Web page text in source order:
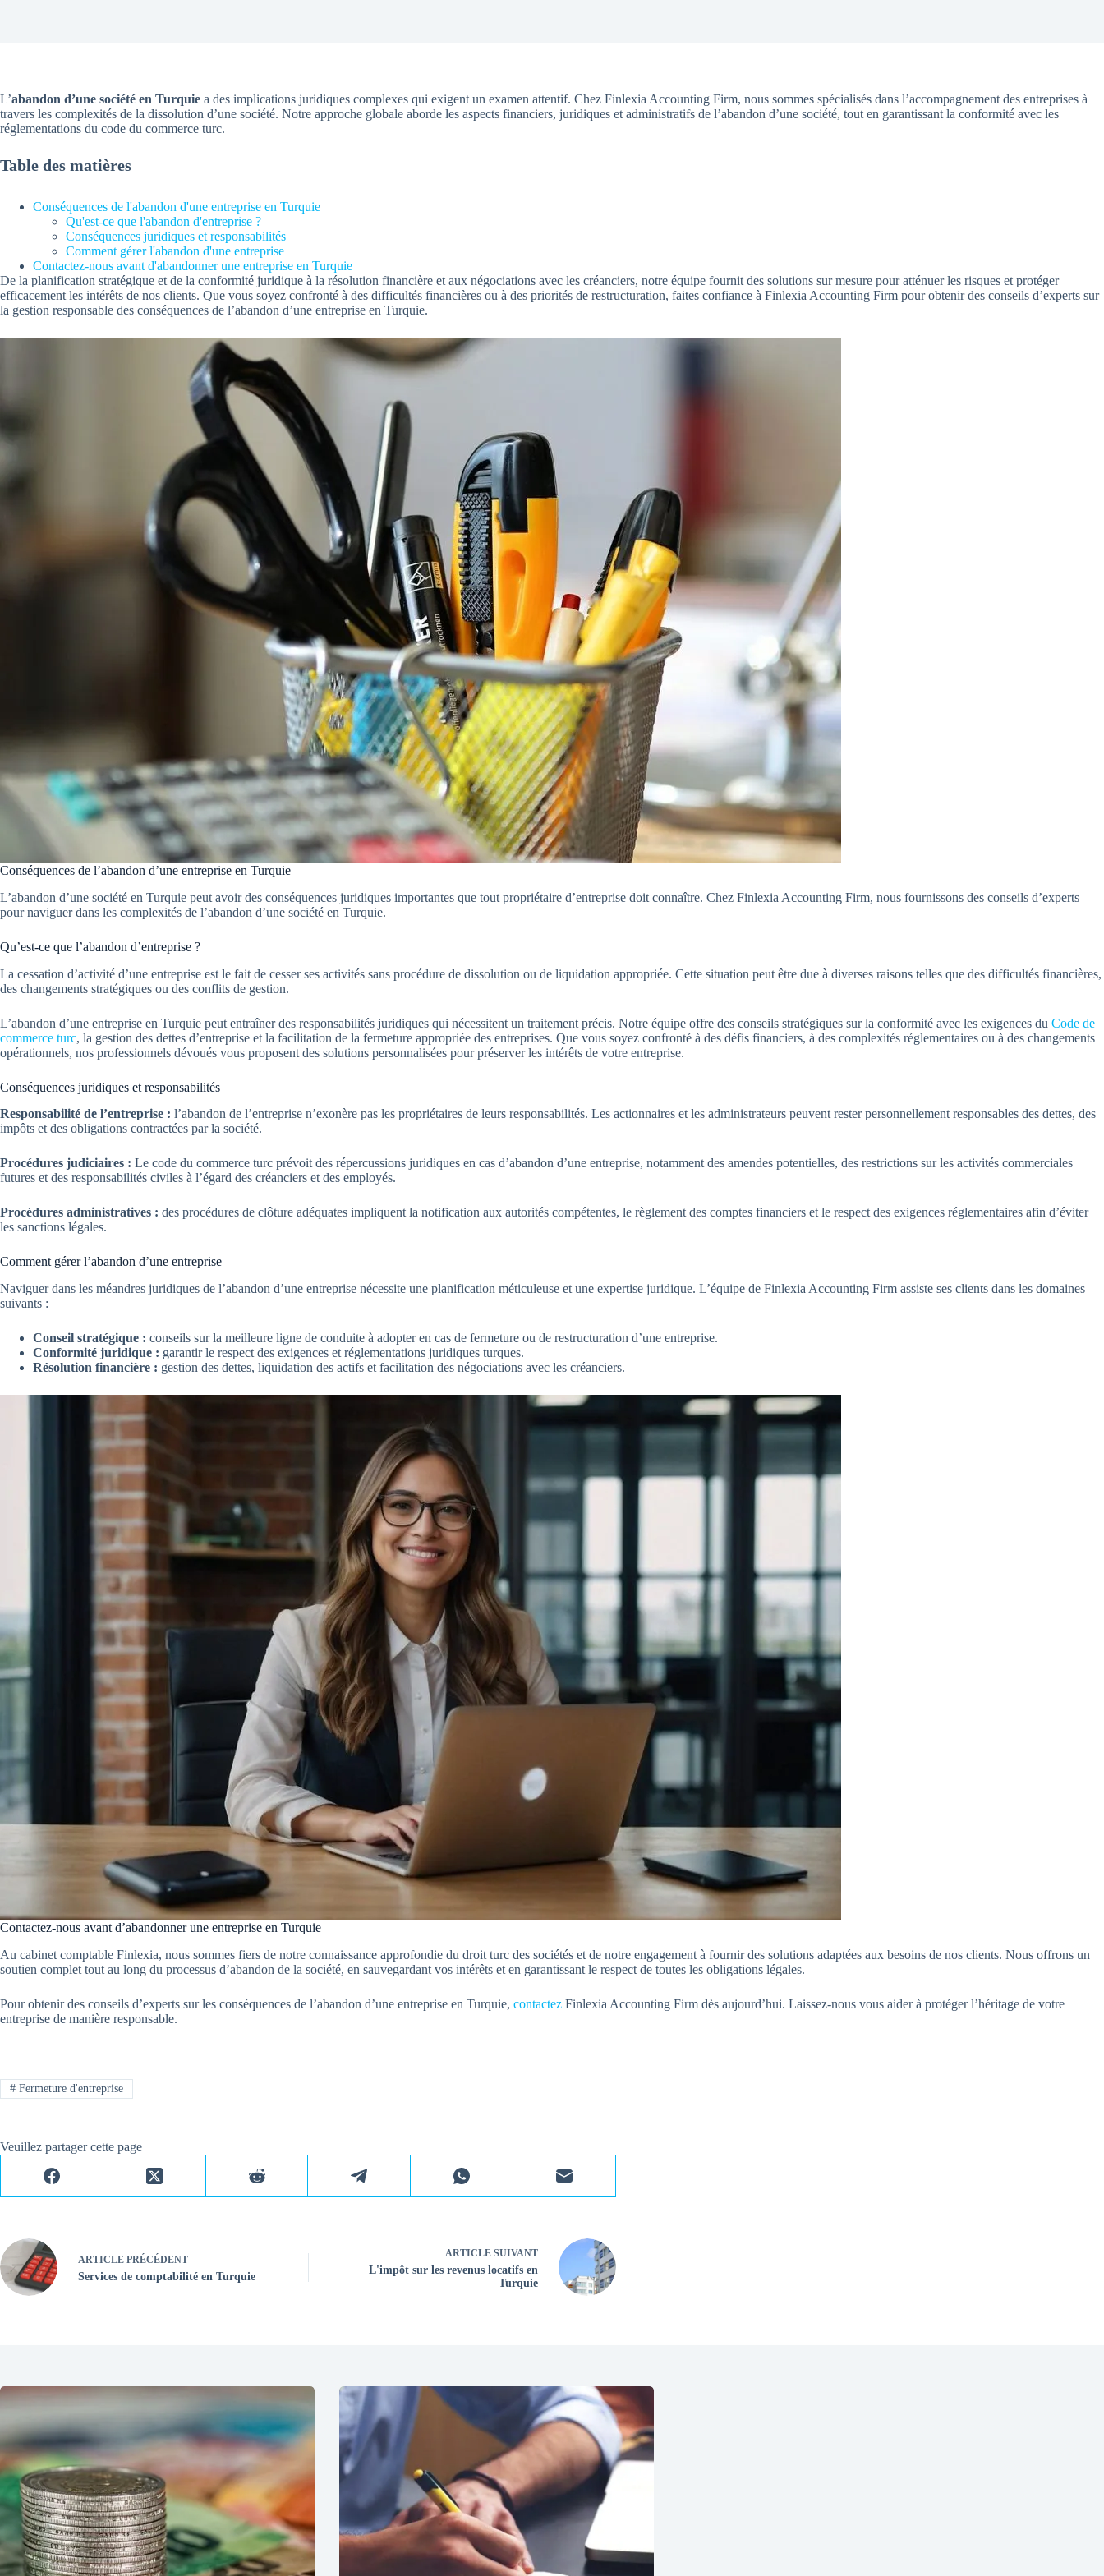
L’abandon d’une société en Turquie a des implications juridiques complexes qui exigent un examen attentif. Chez Finlexia Accounting Firm, nous sommes spécialisés dans l’accompagnement des entreprises à
travers les complexités de la dissolution d’une société. Notre approche globale aborde les aspects financiers, juridiques et administratifs de l’abandon d’une société, tout en garantissant la conformité avec les
réglementations du code du commerce turc.
Table des matières
Conséquences de l'abandon d'une entreprise en Turquie
Qu'est-ce que l'abandon d'entreprise ?
Conséquences juridiques et responsabilités
Comment gérer l'abandon d'une entreprise
Contactez-nous avant d'abandonner une entreprise en Turquie
De la planification stratégique et de la conformité juridique à la résolution financière et aux négociations avec les créanciers, notre équipe fournit des solutions sur mesure pour atténuer les risques et protéger
efficacement les intérêts de nos clients. Que vous soyez confronté à des difficultés financières ou à des priorités de restructuration, faites confiance à Finlexia Accounting Firm pour obtenir des conseils d’experts sur
la gestion responsable des conséquences de l’abandon d’une entreprise en Turquie.
Conséquences de l’abandon d’une entreprise en Turquie
L’abandon d’une société en Turquie peut avoir des conséquences juridiques importantes que tout propriétaire d’entreprise doit connaître. Chez Finlexia Accounting Firm, nous fournissons des conseils d’experts
pour naviguer dans les complexités de l’abandon d’une société en Turquie.
Qu’est-ce que l’abandon d’entreprise ?
La cessation d’activité d’une entreprise est le fait de cesser ses activités sans procédure de dissolution ou de liquidation appropriée. Cette situation peut être due à diverses raisons telles que des difficultés financières,
des changements stratégiques ou des conflits de gestion.
L’abandon d’une entreprise en Turquie peut entraîner des responsabilités juridiques qui nécessitent un traitement précis. Notre équipe offre des conseils stratégiques sur la conformité avec les exigences du Code de
commerce turc, la gestion des dettes d’entreprise et la facilitation de la fermeture appropriée des entreprises. Que vous soyez confronté à des défis financiers, à des complexités réglementaires ou à des changements
opérationnels, nos professionnels dévoués vous proposent des solutions personnalisées pour préserver les intérêts de votre entreprise.
Conséquences juridiques et responsabilités
Responsabilité de l’entreprise : l’abandon de l’entreprise n’exonère pas les propriétaires de leurs responsabilités. Les actionnaires et les administrateurs peuvent rester personnellement responsables des dettes, des
impôts et des obligations contractées par la société.
Procédures judiciaires : Le code du commerce turc prévoit des répercussions juridiques en cas d’abandon d’une entreprise, notamment des amendes potentielles, des restrictions sur les activités commerciales
futures et des responsabilités civiles à l’égard des créanciers et des employés.
Procédures administratives : des procédures de clôture adéquates impliquent la notification aux autorités compétentes, le règlement des comptes financiers et le respect des exigences réglementaires afin d’éviter
les sanctions légales.
Comment gérer l’abandon d’une entreprise
Naviguer dans les méandres juridiques de l’abandon d’une entreprise nécessite une planification méticuleuse et une expertise juridique. L’équipe de Finlexia Accounting Firm assiste ses clients dans les domaines
suivants :
Conseil stratégique : conseils sur la meilleure ligne de conduite à adopter en cas de fermeture ou de restructuration d’une entreprise.
Conformité juridique : garantir le respect des exigences et réglementations juridiques turques.
Résolution financière : gestion des dettes, liquidation des actifs et facilitation des négociations avec les créanciers.
Contactez-nous avant d’abandonner une entreprise en Turquie
Au cabinet comptable Finlexia, nous sommes fiers de notre connaissance approfondie du droit turc des sociétés et de notre engagement à fournir des solutions adaptées aux besoins de nos clients. Nous offrons un
soutien complet tout au long du processus d’abandon de la société, en sauvegardant vos intérêts et en garantissant le respect de toutes les obligations légales.
Pour obtenir des conseils d’experts sur les conséquences de l’abandon d’une entreprise en Turquie, contactez Finlexia Accounting Firm dès aujourd’hui. Laissez-nous vous aider à protéger l’héritage de votre
entreprise de manière responsable.
#Fermeture d'entreprise
Veuillez partager cette page
ARTICLE PRÉCÉDENT
Services de comptabilité en Turquie
ARTICLE SUIVANT
L'impôt sur les revenus locatifs en
Turquie